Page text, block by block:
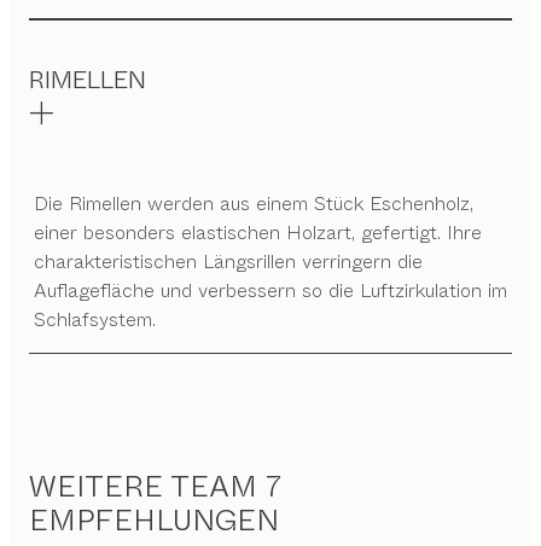
RIMELLEN
Die Rimellen werden aus einem Stück Eschenholz,
einer besonders elastischen Holzart, gefertigt. Ihre
charakteristischen Längsrillen verringern die
Auflagefläche und verbessern so die Luftzirkulation im
Schlafsystem.
WEITERE TEAM 7
EMPFEHLUNGEN